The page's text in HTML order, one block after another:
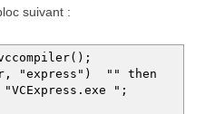
suivant :
"" then
";